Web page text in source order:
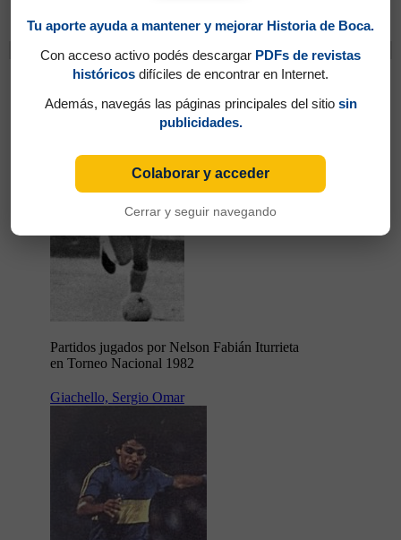
Cambios
Iturrieta, Nelson Fabián
Partidos jugados por Nelson Fabián Iturrieta
en Torneo Nacional 1982
Giachello, Sergio Omar
Tu aporte ayuda a mantener y mejorar Historia de Boca.
Con acceso activo podés descargar PDFs de revistas
históricos difíciles de encontrar en Internet.
Además, navegás las páginas principales del sitio sin
publicidades.
Colaborar y acceder
Cerrar y seguir navegando